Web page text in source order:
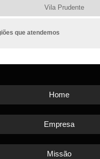
Vila Prudente
que atendemos
Home
Empresa
Missão